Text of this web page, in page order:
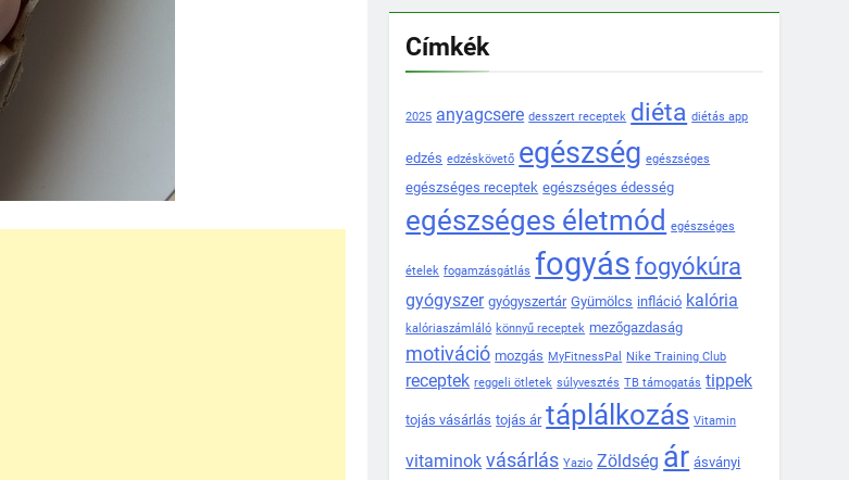
Címkék
2025 anyagcsere desszert receptek diéta diétás app
edzés edzéskövető egészség egészséges
egészséges receptek egészséges édesség
egészséges életmód egészséges
ételek fogamzásgátlás fogyás fogyókúra
gyógyszer gyógyszertár Gyümölcs infláció kalória
kalóriaszámláló könnyű receptek mezőgazdaság
motiváció mozgás MyFitnessPal Nike Training Club
receptek reggeli ötletek súlyvesztés TB támogatás tippek
tojás vásárlás tojás ár táplálkozás Vitamin
vitaminok vásárlás Yazio Zöldség ár ásványi